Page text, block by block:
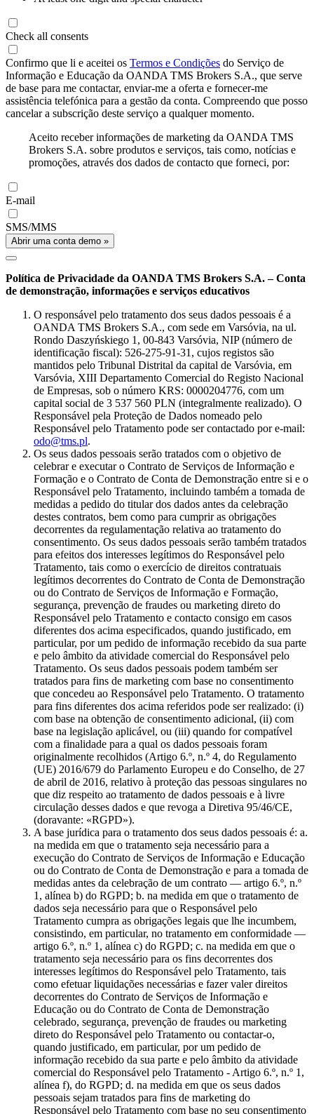
Check all consents
Confirmo que li e aceitei os Termos e Condições do Serviço de
Informação e Educação da OANDA TMS Brokers S.A., que serve
de base para me contactar, enviar-me a oferta e fornecer-me
assistência telefónica para a gestão da conta. Compreendo que posso
cancelar a subscrição deste serviço a qualquer momento.
Aceito receber informações de marketing da OANDA TMS
Brokers S.A. sobre produtos e serviços, tais como, notícias e
promoções, através dos dados de contacto que forneci, por:
E-mail
SMS/MMS
Abrir uma conta demo »
Política de Privacidade da OANDA TMS Brokers S.A. – Conta
de demonstração, informações e serviços educativos
O responsável pelo tratamento dos seus dados pessoais é a
OANDA TMS Brokers S.A., com sede em Varsóvia, na ul.
Rondo Daszyńskiego 1, 00-843 Varsóvia, NIP (número de
identificação fiscal): 526-275-91-31, cujos registos são
mantidos pelo Tribunal Distrital da capital de Varsóvia, em
Varsóvia, XIII Departamento Comercial do Registo Nacional
de Empresas, sob o número KRS: 0000204776, com um
capital social de 3 537 560 PLN (integralmente realizado). O
Responsável pela Proteção de Dados nomeado pelo
Responsável pelo Tratamento pode ser contactado por e-mail:
odo@tms.pl.
Os seus dados pessoais serão tratados com o objetivo de
celebrar e executar o Contrato de Serviços de Informação e
Formação e o Contrato de Conta de Demonstração entre si e o
Responsável pelo Tratamento, incluindo também a tomada de
medidas a pedido do titular dos dados antes da celebração
destes contratos, bem como para cumprir as obrigações
decorrentes da regulamentação relativa ao tratamento do
consentimento. Os seus dados pessoais serão também tratados
para efeitos dos interesses legítimos do Responsável pelo
Tratamento, tais como o exercício de direitos contratuais
legítimos decorrentes do Contrato de Conta de Demonstração
ou do Contrato de Serviços de Informação e Formação,
segurança, prevenção de fraudes ou marketing direto do
Responsável pelo Tratamento e contacto consigo em casos
diferentes dos acima especificados, quando justificado, em
particular, por um pedido de informação recebido da sua parte
e pelo âmbito da atividade comercial do Responsável pelo
Tratamento. Os seus dados pessoais podem também ser
tratados para fins de marketing com base no consentimento
que concedeu ao Responsável pelo Tratamento. O tratamento
para fins diferentes dos acima referidos pode ser realizado: (i)
com base na obtenção de consentimento adicional, (ii) com
base na legislação aplicável, ou (iii) quando for compatível
com a finalidade para a qual os dados pessoais foram
originalmente recolhidos (Artigo 6.º, n.º 4, do Regulamento
(UE) 2016/679 do Parlamento Europeu e do Conselho, de 27
de abril de 2016, relativo à proteção das pessoas singulares no
que diz respeito ao tratamento de dados pessoais e à livre
circulação desses dados e que revoga a Diretiva 95/46/CE,
(doravante: «RGPD»).
A base jurídica para o tratamento dos seus dados pessoais é: a.
na medida em que o tratamento seja necessário para a
execução do Contrato de Serviços de Informação e Educação
ou do Contrato de Conta de Demonstração e para a tomada de
medidas antes da celebração de um contrato — artigo 6.º, n.º
1, alínea b) do RGPD; b. na medida em que o tratamento de
dados seja necessário para que o Responsável pelo
Tratamento cumpra as obrigações legais que lhe incumbem,
consistindo, em particular, no tratamento em conformidade —
artigo 6.º, n.º 1, alínea c) do RGPD; c. na medida em que o
tratamento seja necessário para os fins decorrentes dos
interesses legítimos do Responsável pelo Tratamento, tais
como efetuar liquidações necessárias e fazer valer direitos
decorrentes do Contrato de Serviços de Informação e
Educação ou do Contrato de Conta de Demonstração
celebrado, segurança, prevenção de fraudes ou marketing
direto do Responsável pelo Tratamento ou contactar-o,
quando justificado, em particular, por um pedido de
informação recebido da sua parte e pelo âmbito da atividade
comercial do Responsável pelo Tratamento - Artigo 6.º, n.º 1,
alínea f), do RGPD; d. na medida em que os seus dados
pessoais sejam tratados para fins de marketing do
Responsável pelo Tratamento com base no seu consentimento